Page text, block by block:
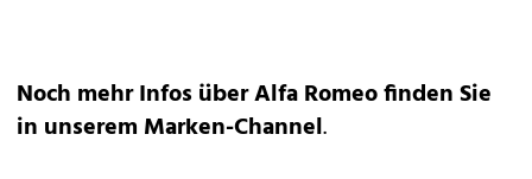
Noch mehr Infos über Alfa Romeo finden Sie
in unserem Marken-Channel.